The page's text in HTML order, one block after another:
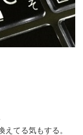
えてる気もする。